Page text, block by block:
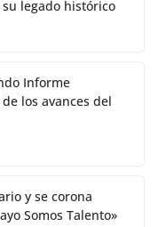
legado histórico
Informe
los avances del
y se corona
Somos Talento»